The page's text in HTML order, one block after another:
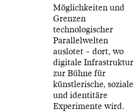
Möglichkeiten und
Grenzen
technologischer
Parallelwelten
auslotet – dort, wo
digitale Infrastruktur
zur Bühne für
künstlerische, soziale
und identitäre
Experimente wird.